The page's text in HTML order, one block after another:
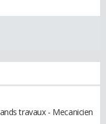
travaux - Mecanicien